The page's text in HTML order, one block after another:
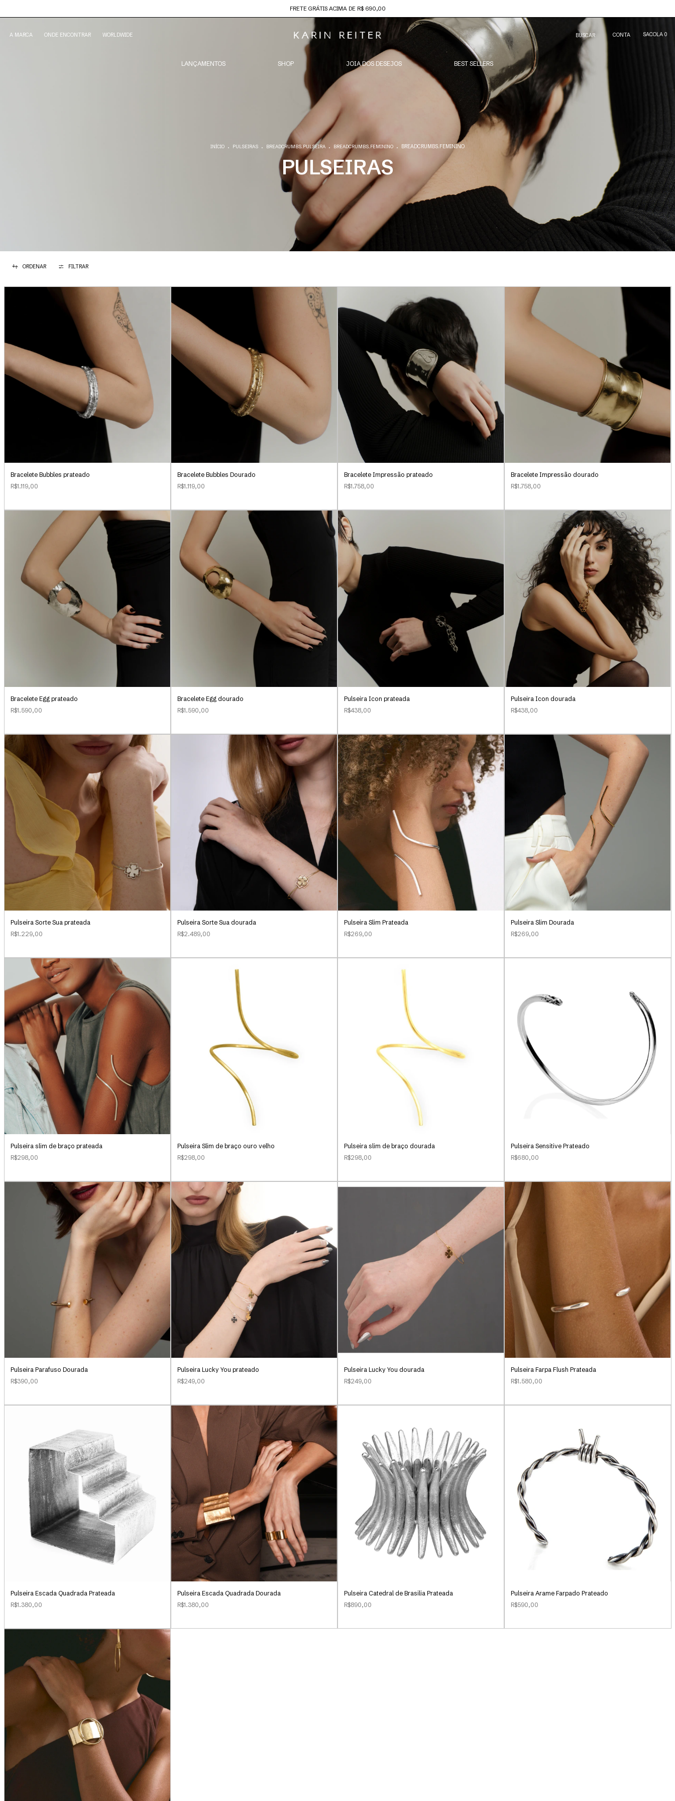
FRETE GRÁTIS ACIMA DE R$ 690,00
A MARCA ONDE ENCONTRAR WORLDWIDE BUSCAR CONTA SACOLA 0
LANÇAMENTOS SHOP JOIA DOS DESEJOS BEST SELLERS
INÍCIO . PULSEIRAS . BREADCRUMBS.PULSEIRA . BREADCRUMBS.FEMININO . BREADCRUMBS.FEMININO
PULSEIRAS
ORDENAR FILTRAR
Bracelete Bubbles prateado
R$1.119,00
Bracelete Bubbles Dourado
R$1.119,00
Bracelete Impressão prateado
R$1.758,00
Bracelete Impressão dourado
R$1.758,00
Bracelete Egg prateado
R$1.590,00
Bracelete Egg dourado
R$1.590,00
Pulseira Icon prateada
R$438,00
Pulseira Icon dourada
R$438,00
Pulseira Sorte Sua prateada
R$1.229,00
Pulseira Sorte Sua dourada
R$2.489,00
Pulseira Slim Prateada
R$269,00
Pulseira Slim Dourada
R$269,00
Pulseira slim de braço prateada
R$298,00
Pulseira Slim de braço ouro velho
R$298,00
Pulseira slim de braço dourada
R$298,00
Pulseira Sensitive Prateado
R$680,00
Pulseira Parafuso Dourada
R$390,00
Pulseira Lucky You prateado
R$249,00
Pulseira Lucky You dourada
R$249,00
Pulseira Farpa Flush Prateada
R$1.580,00
Pulseira Escada Quadrada Prateada
R$1.380,00
Pulseira Escada Quadrada Dourada
R$1.380,00
Pulseira Catedral de Brasilia Prateada
R$890,00
Pulseira Arame Farpado Prateado
R$590,00